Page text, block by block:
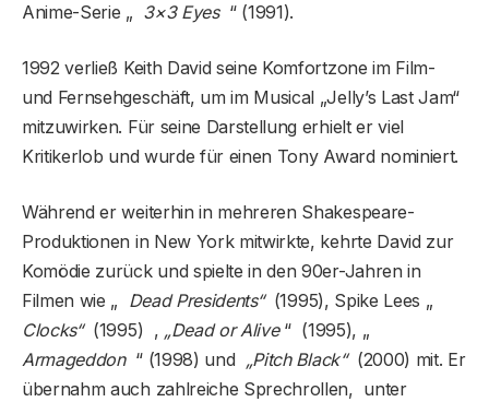
Anime-Serie „ 3×3 Eyes“ (1991).
1992 verließ Keith David seine Komfortzone im Film-
und Fernsehgeschäft, um im Musical „Jelly’s Last Jam“
mitzuwirken. Für seine Darstellung erhielt er viel
Kritikerlob und wurde für einen Tony Award nominiert.
Während er weiterhin in mehreren Shakespeare-
Produktionen in New York mitwirkte, kehrte David zur
Komödie zurück und spielte in den 90er-Jahren in
Filmen wie „ Dead Presidents“(1995), Spike Lees „
Clocks“(1995) , „Dead or Alive“ (1995), „
Armageddon“ (1998) und „Pitch Black“(2000) mit. Er
übernahm auch zahlreiche Sprechrollen, unter